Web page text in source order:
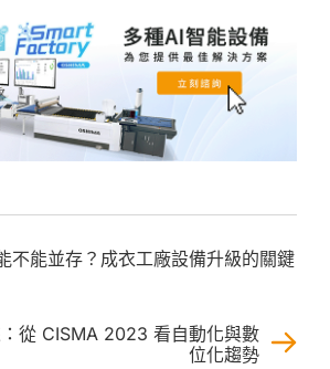
不能並存？成衣工廠設備升級的關鍵
從 CISMA 2023 看自動化與數
位化趨勢